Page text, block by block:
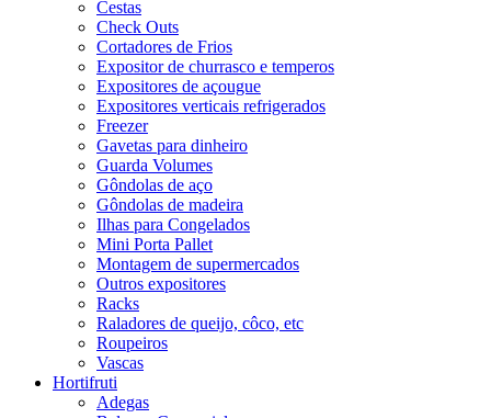
Cestas
Check Outs
Cortadores de Frios
Expositor de churrasco e temperos
Expositores de açougue
Expositores verticais refrigerados
Freezer
Gavetas para dinheiro
Guarda Volumes
Gôndolas de aço
Gôndolas de madeira
Ilhas para Congelados
Mini Porta Pallet
Montagem de supermercados
Outros expositores
Racks
Raladores de queijo, côco, etc
Roupeiros
Vascas
Hortifruti
Adegas